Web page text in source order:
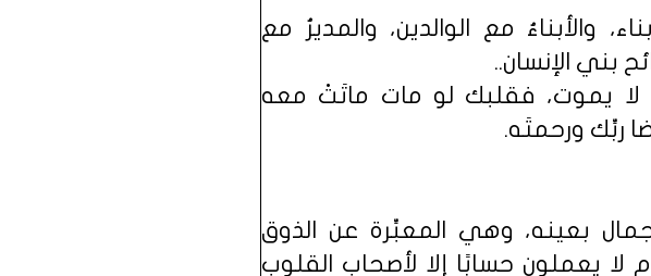
والأبناءُ مع الوالدين، والمديرُ مع
بني الإنسان..
يموت، فقلبك لو مات ماتَتْ معه
ربِّك ورحمتَه.
بعينه، وهي المعبِّرة عن الذوق
لا يعملون حسابًا إلا لأصحاب القلوب